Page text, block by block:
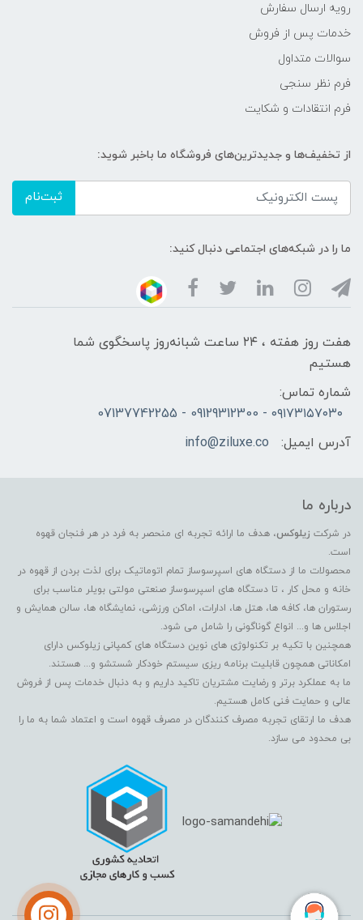
رویه ارسال سفارش
خدمات پس از فروش
سوالات متداول
فرم نظر سنجی
فرم انتقادات و شکایت
از تخفیف‌ها و جدیدترین‌های فروشگاه ما باخبر شوید:
ثبت‌نام
ما را در شبکه‌های اجتماعی دنبال کنید:
هفت روز هفته ، ۲۴ ساعت شبانه‌روز پاسخگوی شما
هستیم
شماره تماس:
۰۹۱۷۳۱۵۷۰۳۰ - 09129312300 - 07137742255
آدرس ایمیل:
info@ziluxe.co
درباره ما
در شرکت زیلوکس، هدف ما ارائه تجربه ای منحصر به فرد در هر فنجان قهوه
است.
محصولات ما از دستگاه های اسپرسوساز تمام اتوماتیک برای لذت بردن از قهوه در
خانه و محل کار ، تا دستگاه های اسپرسوساز صنعتی مولتی بویلر مناسب برای
رستوران ها، کافه ها، هتل ها، ادارات، اماکن ورزشی، نمایشگاه ها، سالن همایش و
اجلاس ها و... انواع گوناگونی را شامل می شود.
همچنین با تکیه بر تکنولوژی های نوین دستگاه های کمپانی زیلوکس دارای
امکاناتی همچون قابلیت برنامه ریزی سیستم خودکار شستشو و... هستند.
ما به عملکرد برتر و رضایت مشتریان تاکید داریم و به دنبال خدمات پس از فروش
عالی و حمایت فنی کامل هستیم.
هدف ما ارتقای تجربه مصرف کنندگان در مصرف قهوه است و اعتماد شما به ما را
بی محدود می سازد.